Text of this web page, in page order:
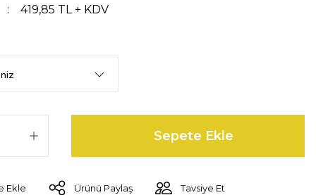
419,85 TL + KDV
Sepete Ekle
Ürünü Paylaş Tavsiye Et